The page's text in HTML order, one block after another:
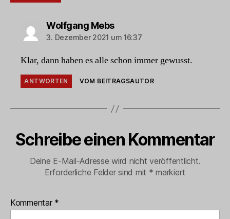
Wolfgang Mebssagt:
3. Dezember 2021 um 16:37
Klar, dann haben es alle schon immer gewusst.
ANTWORTEN VOM BEITRAGSAUTOR
Schreibe einen Kommentar
Deine E-Mail-Adresse wird nicht veröffentlicht.
Erforderliche Felder sind mit * markiert
Kommentar *